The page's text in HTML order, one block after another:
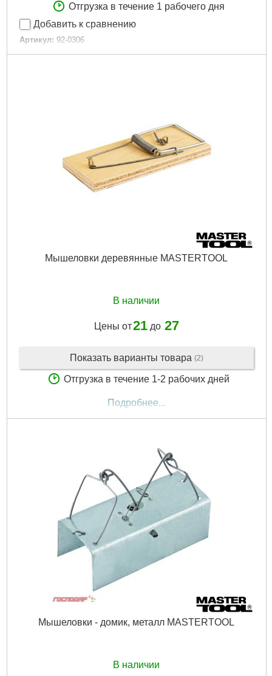
Отгрузка в течение 1 рабочего дня
Добавить к сравнению
Артикул: 92-0306
Код товара: 14.76.70
Подробнее...
Мышеловки деревянные MASTERTOOL
В наличии
Цены от21до 27
Показать варианты товара (2)
Отгрузка в течение 1-2 рабочих дней
Подробнее...
Мышеловки - домик, металл MASTERTOOL
В наличии